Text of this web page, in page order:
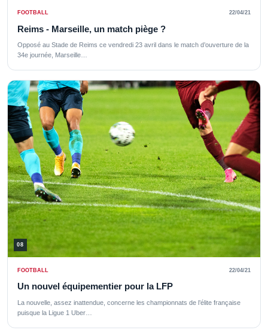
FOOTBALL 22/04/21
Reims - Marseille, un match piège ?
Opposé au Stade de Reims ce vendredi 23 avril dans le match d’ouverture de la
34e journée, Marseille…
08
FOOTBALL 22/04/21
Un nouvel équipementier pour la LFP
La nouvelle, assez inattendue, concerne les championnats de l’élite française
puisque la Ligue 1 Uber…